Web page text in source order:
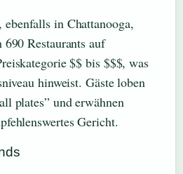
, ebenfalls in Chattanooga,
Restaurants auf
$$ bis $$$, was
hinweist. Gäste loben
plates” und erwähnen
Gericht.